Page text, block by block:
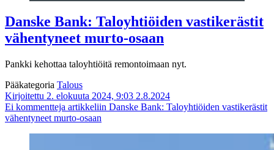
Danske Bank: Taloyhtiöiden vastikerästit
vähentyneet murto-osaan
Pankki kehottaa taloyhtiöitä remontoimaan nyt.
Pääkategoria Talous
Kirjoitettu 2. elokuuta 2024, 9:03 2.8.2024
Ei kommentteja artikkeliin Danske Bank: Taloyhtiöiden vastikerästit
vähentyneet murto-osaan